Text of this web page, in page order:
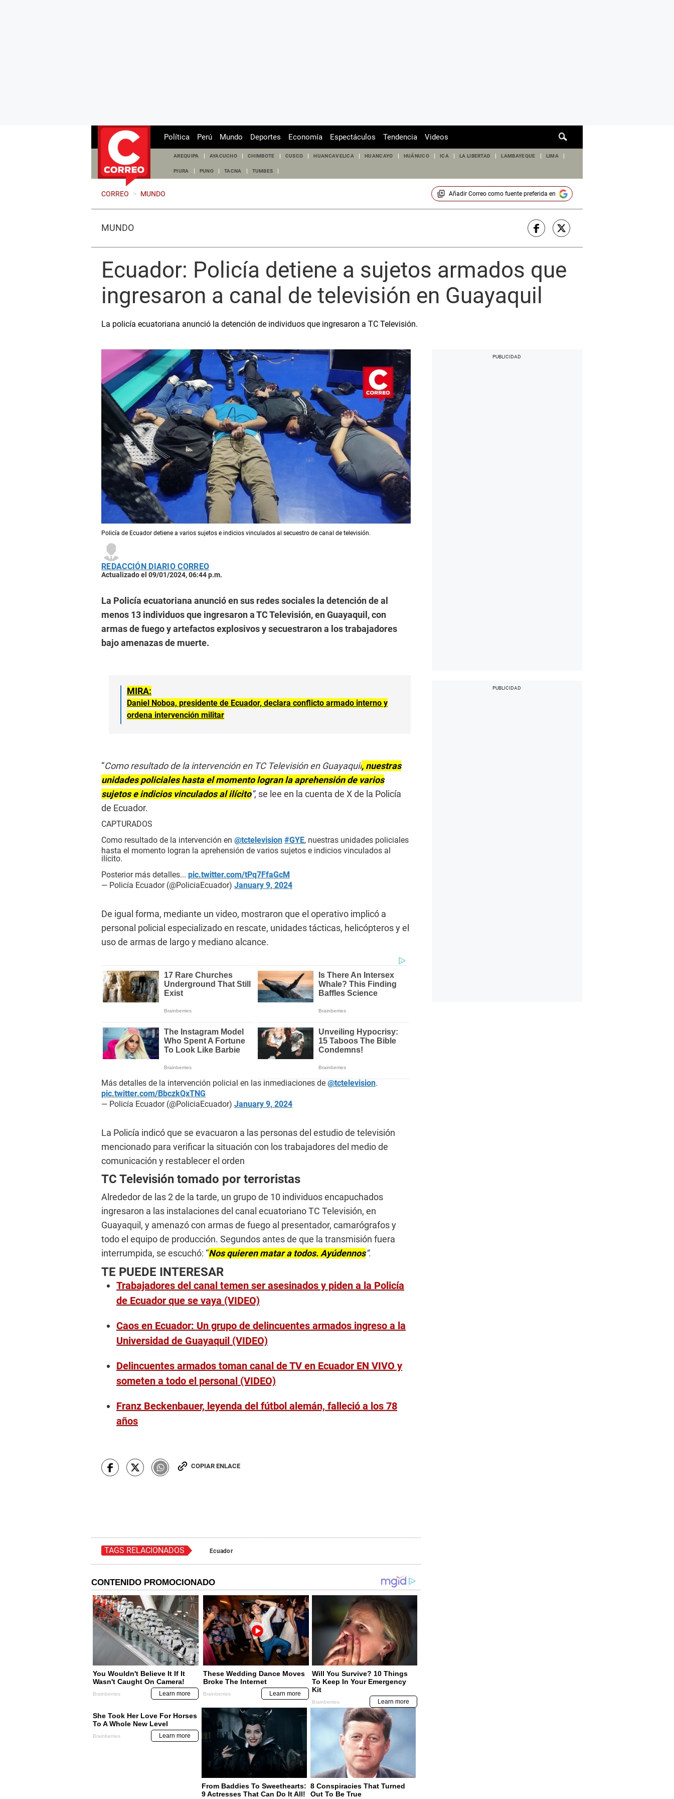
de
Política Perú Mundo Deportes Economía Espectáculos Tendencia Videos
AREQUIPA AYACUCHO CHIMBOTE CUSCO HUANCAVELICA HUANCAYO HUÁNUCO ICA LA LIBERTAD LAMBAYEQUE LIMA
PIURA PUNO TACNA TUMBES
CORREO > MUNDO Añadir Correocomo fuente preferida en
MUNDO
Ecuador: Policía detiene a sujetos armados que
ingresaron a canal de televisión en Guayaquil
La policía ecuatoriana anunció la detención de individuos que ingresaron a TC Televisión.
Policía de Ecuador detiene a varios sujetos e indicios vinculados al secuestro de canal de televisión.
REDACCIÓN DIARIO CORREO
Actualizado el 09/01/2024, 06:44 p.m.
La Policía ecuatoriana anunció en sus redes sociales la detención de al
menos 13 individuos que ingresaron a TC Televisión, en Guayaquil, con
armas de fuego y artefactos explosivos y secuestraron a los trabajadores
bajo amenazas de muerte.
MIRA:
Daniel Noboa, presidente de Ecuador, declara conflicto armado interno y
ordena intervención militar
“Como resultado de la intervención en TC Televisión en Guayaquil, nuestras
unidades policiales hasta el momento logran la aprehensión de varios
sujetos e indicios vinculados al ilícito”, se lee en la cuenta de X de la Policía
de Ecuador.
CAPTURADOS
Como resultado de la intervención en @tctelevision #GYE, nuestras unidades policiales
hasta el momento logran la aprehensión de varios sujetos e indicios vinculados al
ilícito.
Posterior más detalles... pic.twitter.com/tPq7FfaGcM
— Policía Ecuador (@PoliciaEcuador) January 9, 2024
De igual forma, mediante un video, mostraron que el operativo implicó a
personal policial especializado en rescate, unidades tácticas, helicópteros y el
uso de armas de largo y mediano alcance.
Más detalles de la intervención policial en las inmediaciones de @tctelevision.
pic.twitter.com/BbczkQxTNG
— Policía Ecuador (@PoliciaEcuador) January 9, 2024
La Policía indicó que se evacuaron a las personas del estudio de televisión
mencionado para verificar la situación con los trabajadores del medio de
comunicación y restablecer el orden
TC Televisión tomado por terroristas
Alrededor de las 2 de la tarde, un grupo de 10 individuos encapuchados
ingresaron a las instalaciones del canal ecuatoriano TC Televisión, en
Guayaquil, y amenazó con armas de fuego al presentador, camarógrafos y
todo el equipo de producción. Segundos antes de que la transmisión fuera
interrumpida, se escuchó: “Nos quieren matar a todos. Ayúdennos”.
TE PUEDE INTERESAR
Trabajadores del canal temen ser asesinados y piden a la Policía
de Ecuador que se vaya (VIDEO)
Caos en Ecuador: Un grupo de delincuentes armados ingreso a la
Universidad de Guayaquil (VIDEO)
Delincuentes armados toman canal de TV en Ecuador EN VIVO y
someten a todo el personal (VIDEO)
Franz Beckenbauer, leyenda del fútbol alemán, falleció a los 78
años
COPIAR ENLACE
TAGS RELACIONADOS Ecuador